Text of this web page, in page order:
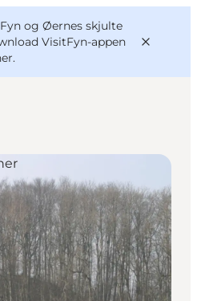
og Øernes skjulte
VisitFyn-appen